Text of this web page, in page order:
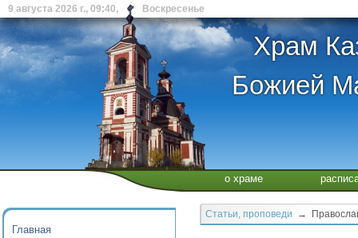
9 августа 2026 г., 09:40, Воскресенье
Храм
Божией
о храме
Главная
Статьи, проповеди →